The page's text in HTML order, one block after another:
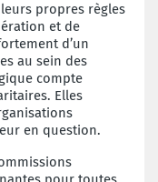
propres règles
et de
d’un
au sein des
compte
Elles
en question.